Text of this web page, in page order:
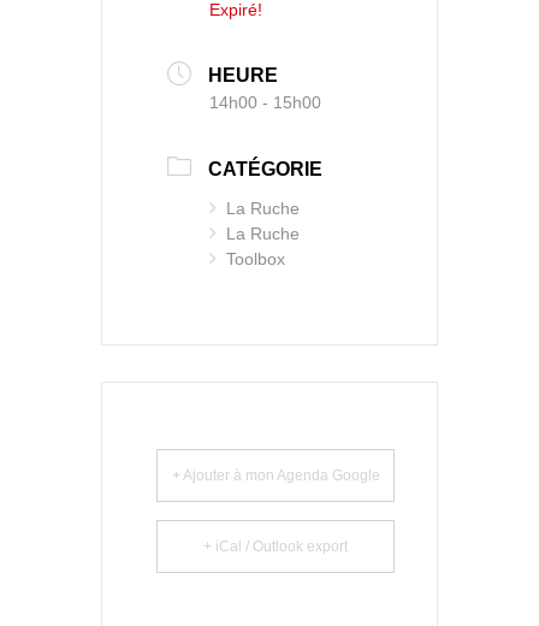
Expiré!
HEURE
14h00 - 15h00
CATÉGORIE
La Ruche
La Ruche
Toolbox
+ Ajouter à mon Agenda Google
+ iCal / Outlook export